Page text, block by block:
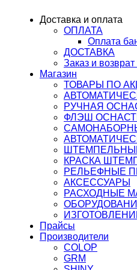
Доставка и оплата
ОПЛАТА
Оплата
ДОСТАВКА
Заказ и возврат
Магазин
ТОВАРЫ ПО
РУЧНАЯ
ФЛЭШ
КРАСКА
РЕЛЬЕФНЫЕ
АКСЕССУАРЫ
РАСХОДНЫЕ
Прайсы
Производители
COLOP
GRM